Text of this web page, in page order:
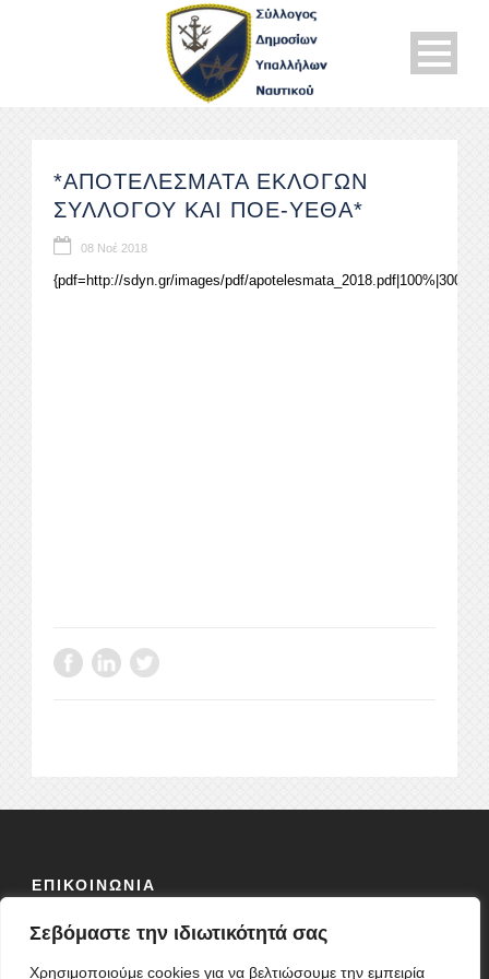
Σεβόμαστε την ιδιωτικότητά σας
Χρησιμοποιούμε cookies για να βελτιώσουμε την εμπειρία
*ΑΠΟΤΕΛΕΣΜΑΤΑ ΕΚΛΟΓΩΝ
ΣΥΛΛΟΓΟΥ ΚΑΙ ΠΟΕ-ΥΕΘΑ*
08 Νοέ 2018
{pdf=http://sdyn.gr/images/pdf/
ΕΠΙΚΟΙΝΩΝΙΑ
ΟΔΟΣ:ΦΕΙΔΙΟΥ 10 Τ.Κ 10678
ΤΗΛ: 2103838304